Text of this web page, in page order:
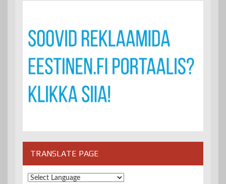
TRANSLATE PAGE